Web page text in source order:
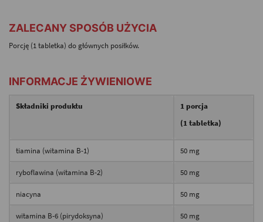
ZALECANY SPOSÓB UŻYCIA
Porcję (1 tabletka) do głównych posiłków.
INFORMACJE ŻYWIENIOWE
Składniki produktu
1 porcja
(1 tabletka)
tiamina (witamina B-1) 50 mg
ryboflawina (witamina B-2) 50 mg
niacyna 50 mg
witamina B-6 (pirydoksyna) 50 mg